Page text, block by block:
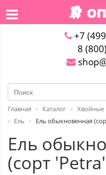
+7
8
Главная Каталог Хвойные
Ель
Ель обыкновенная
Ель
(сорт